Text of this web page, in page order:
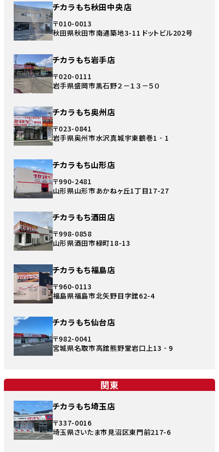
チカラもち秋田中央店
〒010-0013
秋田県秋田市南通築地3-11 ドットビル202号
チカラもち岩手店
〒020-0111
岩手県盛岡市黒石野２－１３－５０
チカラもち奥州店
〒023-0841
岩手県奥州市水沢真城宇東鶴巻1‐1
チカラもち山形店
〒990-2481
山形県山形市あかねヶ丘1丁目17-27
チカラもち酒田店
〒998-0858
山形県酒田市緑町18-13
チカラもち福島店
〒960-0113
福島県福島市北矢野目字舘62-4
チカラもち仙台店
〒982-0041
宮城県名取市高舘熊野堂岩口上13‐9
関東
チカラもち埼玉店
〒337-0016
埼玉県さいたま市見沼区東門前217-6